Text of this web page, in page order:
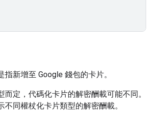
指新增至 Google 錢包的卡片。
而定，代碼化卡片的解密酬載可能不同。
不同權杖化卡片類型的解密酬載。